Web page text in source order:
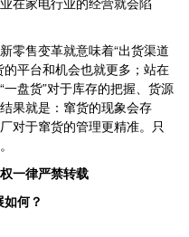
零售变革就意味着“出货渠道
平台和机会也就更多；站在
盘货”对于库存的把握、货源
果就是：窜货的现象会存
对于窜货的管理更精准。只
一律严禁转载
何？